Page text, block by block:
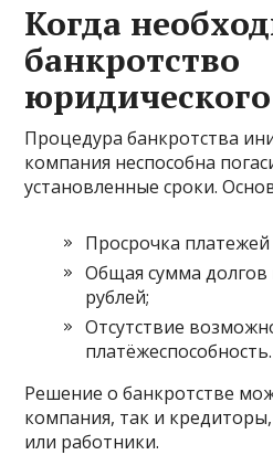
Когда
банкротство
Процедура банкротства
компания неспособна
установленные сроки.
Просрочка платежей
Общая сумма
рублей;
Отсутствие
платёжеспособность.
Решение о банкротстве
компания, так и
или работники.